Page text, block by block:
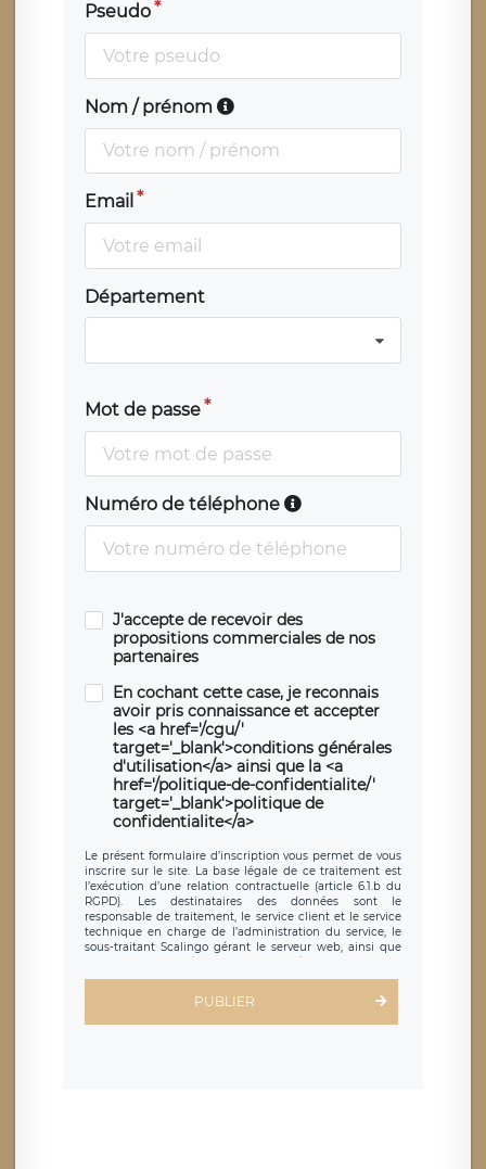
Pseudo
Nom / prénom
Email
Département
Mot de passe
Numéro de téléphone
J'accepte de recevoir des
propositions commerciales de nos
partenaires
En cochant cette case, je reconnais
avoir pris connaissance et accepter
les <a href='/cgu/'
target='_blank'>conditions générales
d'utilisation</a> ainsi que la <a
href='/politique-de-confidentialite/'
target='_blank'>politique de
confidentialite</a>
Le présent formulaire d’inscription vous permet de vous
inscrire sur le site. La base légale de ce traitement est
l’exécution d’une relation contractuelle (article 6.1.b du
RGPD). Les destinataires des données sont le
responsable de traitement, le service client et le service
technique en charge de l’administration du service, le
sous-traitant Scalingo gérant le serveur web, ainsi que
toute personne légalement autorisée. Le formulaire
d’inscription est hébergé sur un serveur hébergé par
clauses de
protection conformes au RGPD
. Les données collectées
sont conservées jusqu’à ce que l’Internaute en sollicite la
PUBLIER